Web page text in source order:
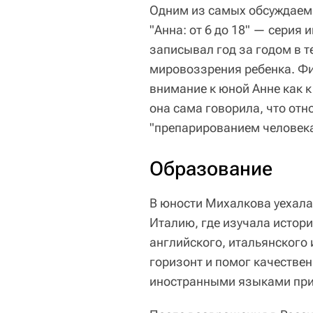
Одним из самых
"Анна: от 6 до 18" — серия
записывал год за годом в
мировоззрения ребенка.
внимание к юной Анне как
она сама говорила, что
"препарированием
Образование
В юности Михалкова
Италию, где изучала
английского,
горизонт и помог
иностранными языками